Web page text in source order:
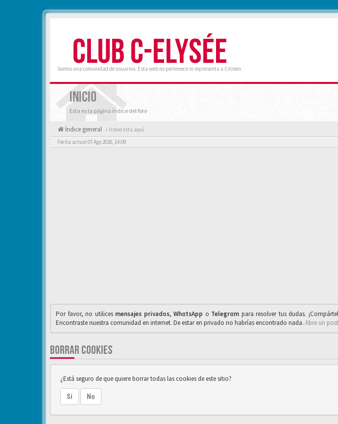
CLUB C-ELYSÉE
Somos una comunidad de usuarios. Esta web no pertenece ni representa a Citroën.
INICIO
Esta es la página índice del foro
Índice general « Usted esta aquí
Fecha actual 07 Ago 2026, 14:09
Por favor, no utilices mensajes privados,WhαtsApp o Telegrαm para resolver tus dudas.
Encontraste nuestra comunidad en internet. De estar en privado no habrías encontrado nada. Abre un
BORRAR COOKIES
¿Está seguro de que quiere borrar todas las cookies de este sitio?
Sí No